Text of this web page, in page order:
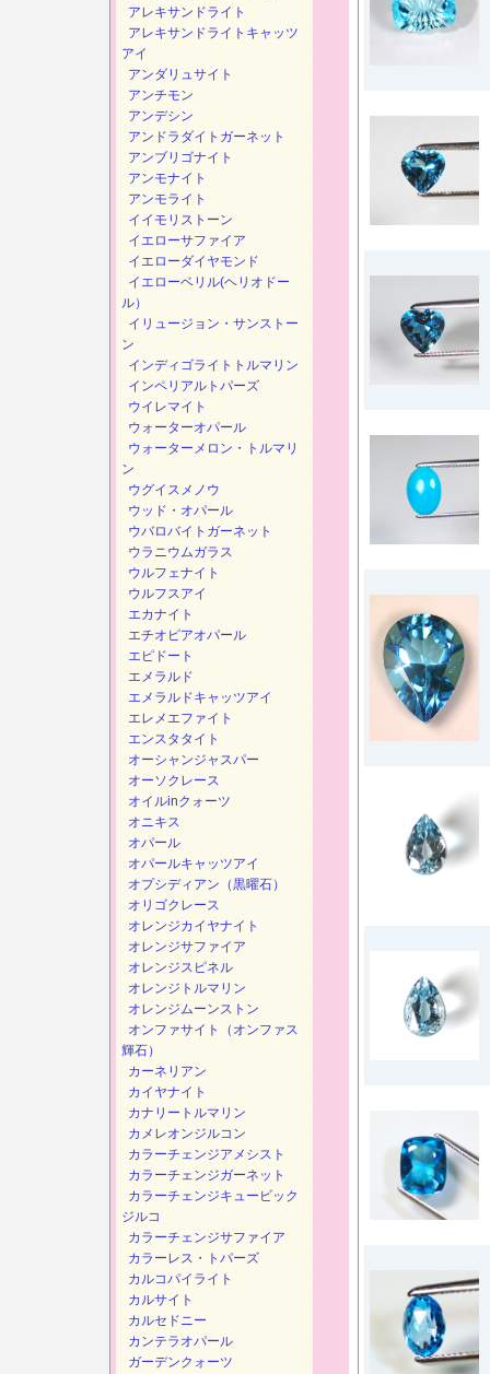
アレキサンドライト
アレキサンドライトキャッツ
アイ
アンダリュサイト
アンチモン
アンデシン
アンドラダイトガーネット
アンブリゴナイト
アンモナイト
アンモライト
イイモリストーン
イエローサファイア
イエローダイヤモンド
イエローベリル(ヘリオドー
ル）
イリュージョン・サンストー
ン
インディゴライトトルマリン
インペリアルトパーズ
ウイレマイト
ウォーターオパール
ウォーターメロン・トルマリ
ン
ウグイスメノウ
ウッド・オパール
ウバロバイトガーネット
ウラニウムガラス
ウルフェナイト
ウルフスアイ
エカナイト
エチオピアオパール
エピドート
エメラルド
エメラルドキャッツアイ
エレメエファイト
エンスタタイト
オーシャンジャスパー
オーソクレース
オイルinクォーツ
オニキス
オパール
オパールキャッツアイ
オプシディアン（黒曜石）
オリゴクレース
オレンジカイヤナイト
オレンジサファイア
オレンジスピネル
オレンジトルマリン
オレンジムーンストン
オンファサイト（オンファス
輝石）
カーネリアン
カイヤナイト
カナリートルマリン
カメレオンジルコン
カラーチェンジアメシスト
カラーチェンジガーネット
カラーチェンジキュービック
ジルコ
カラーチェンジサファイア
カラーレス・トパーズ
カルコパイライト
カルサイト
カルセドニー
カンテラオパール
ガーデンクォーツ